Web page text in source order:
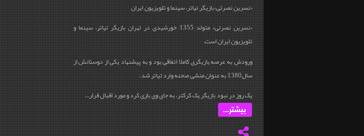
«نسرین نصرتی»بازیگر تیاتر، سینما و تلویزیون ایران
«نسرین نصرتی» متولد 1355 خورشیدی در تهران بازیگر تیاتر، سینما و
تلویزیون ایران است.
ورودش به عرصه بازیگری کاملا اتفاقی بود و به پیشنهاد یکی از دوستانش از
سال1380 به عنوان منشی صحنه وارد تیاتر شد .
یک روز در نبود بازیگر یک کرکتر، به جای وی بازی کرد و مورد اقبال قرار...
بیشتر...